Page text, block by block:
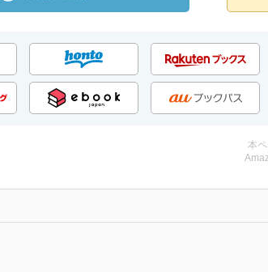
本